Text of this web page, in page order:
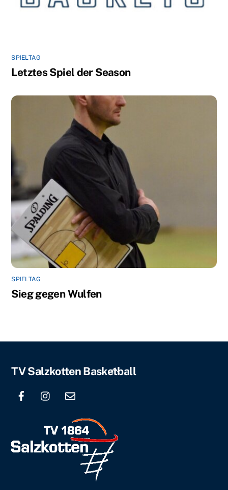
SPIELTAG
Letztes Spiel der Season
SPIELTAG
Sieg gegen Wulfen
Back
TV Salzkotten Basketball